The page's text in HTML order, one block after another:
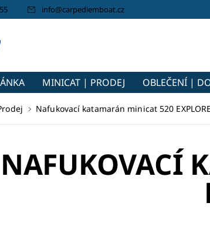
info@carpediemboat.cz
MINICAT | PRODEJ OBLEČENÍ |
Nafukovací katamarán minicat 520
NAFUKOVACÍ